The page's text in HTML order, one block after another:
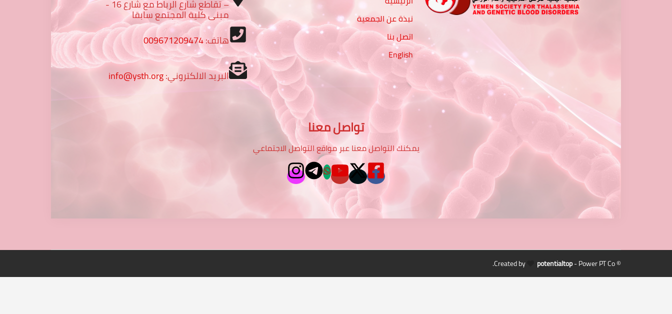
نبذة عن الجمعية
اتصل بنا
English
– تقاطع شارع الرباط مع شارع 16 -
مبنى كلية المجتمع سابقا
هاتف:009671209474
البريد الالكتروني:info@ysth.org
تواصل معنا
يمكنك التواصل معنا عبر مواقع التواصل الاجتماعي
© Created by
potentialtop- Power PT Co.